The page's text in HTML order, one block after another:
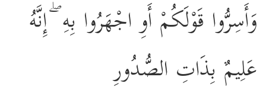
وَأَسِرُّوا قَوْلَكُمْ أَوِ اجْهَرُوا بِهِ ۖ إِنَّهُ
عَلِيمٌ بِذَاتِ الصُّدُورِ